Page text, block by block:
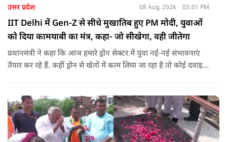
उत्तर प्रदेश 08 Aug, 2026 03:01 PM
IIT Delhi में Gen-Z से सीधे मुखातिब हुए PM मोदी, युवाओं
को दिया कामयाबी का मंत्र, कहा- जो सीखेगा, वही जीतेगा
प्रधानमंत्री ने कहा कि आज हमारे ड्रोन सेक्टर में युवा नई-नई संभावनाएं
तैयार कर रहे हैं. कहीं ड्रोन से खेतों में काम लिया जा रहा है तो कोई दवाइयां